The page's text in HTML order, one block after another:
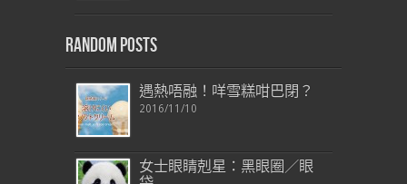
Random Posts
遇熱唔融！咩雪糕咁巴閉？
2016/11/10
女士眼睛剋星：黑眼圈／眼